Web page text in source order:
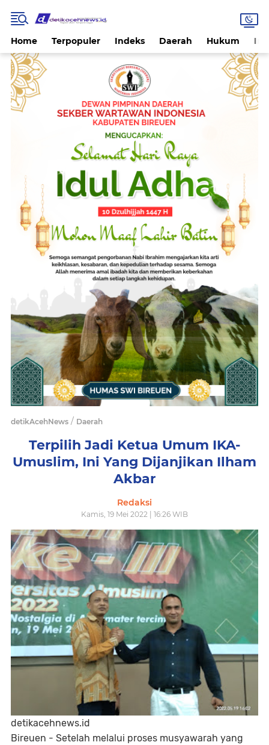
Home Terpopuler Indeks Daerah Hukum
detikAcehNews / Daerah
Terpilih Jadi Ketua Umum IKA-
Umuslim, Ini Yang Dijanjikan Ilham
Akbar
Redaksi
Kamis, 19 Mei 2022 | 16:26 WIB
detikacehnews.id
Bireuen - Setelah melalui proses musyawarah yang